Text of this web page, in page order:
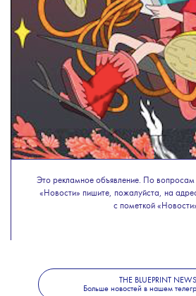
художница Эллен Шейдлин
с основателем фестиваля
Гектором Аюсо,
Сергеем Гридчиным, а
представителями
компании Adobe и Skillbox
победителей.
Чтобы стать участником
создать авторскую работу
#откройcвоёлукоморье или
открытого проекта на
Это рекламное объявление. По вопросам
«Новости» пишите, пожалуйста, на
с пометкой
THE BLUEPRINT NEWS
Больше новостей в нашем